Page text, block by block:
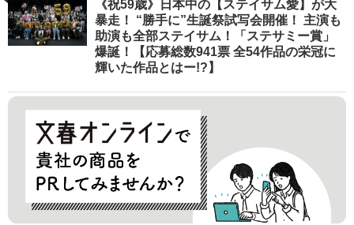
《祝59歳》日本中の【ステイサム愛】が大
暴走！ “勝手に”生誕祭試写会開催！ 主演も
助演も全部ステイサム！「ステサミー賞」
爆誕！【応募総数941票 全54作品の栄冠に
輝いた作品とはー!?】